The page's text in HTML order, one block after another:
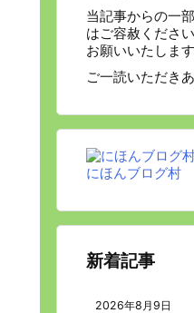
当記事からの一
はご容赦くださ
お願いいたします
ご一読いただき
にほんブログ村
新着記事
2026年8月9日